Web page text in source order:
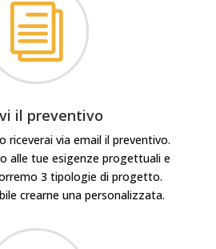
i
il preventivo
riceverai via email il preventivo.
alle tue esigenze progettuali e
3 tipologie di progetto.
crearne una personalizzata.